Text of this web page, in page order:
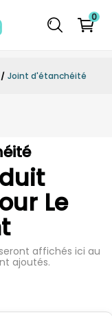
0
Joint d'étanchéité
Le
affichés ici au
ajoutés.